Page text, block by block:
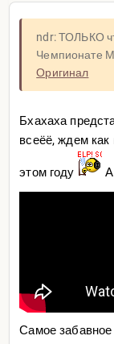
ndr: ТОЛЬКО
Чемпионате
Оригинал
Бхахаха
всеёё, ждем
этом году А
Самое забавное